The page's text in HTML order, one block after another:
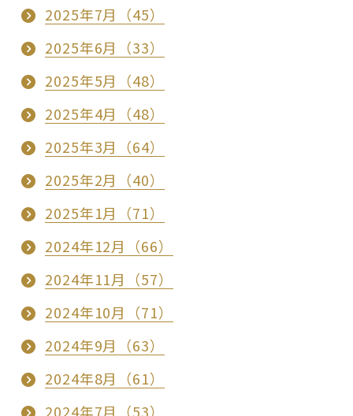
2025年7月（45）
2025年6月（33）
2025年5月（48）
2025年4月（48）
2025年3月（64）
2025年2月（40）
2025年1月（71）
2024年12月（66）
2024年11月（57）
2024年10月（71）
2024年9月（63）
2024年8月（61）
2024年7月（53）